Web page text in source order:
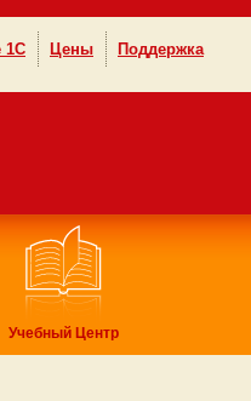
Учебный Центр
1С Цены Поддержка